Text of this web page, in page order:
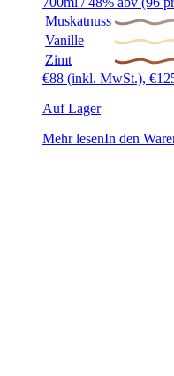
Muskatnuss
Vanille
Zimt
€88 (inkl. MwSt.), €
Auf Lager
Mehr lesenIn den